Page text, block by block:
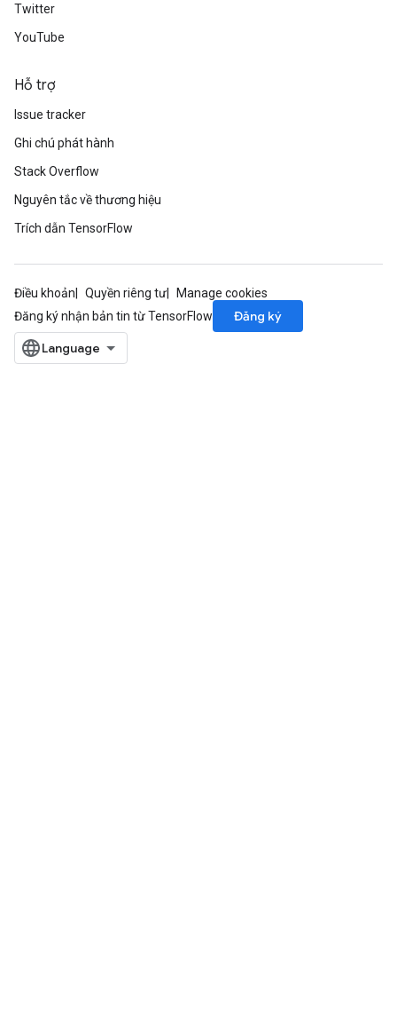
Twitter
YouTube
Hỗ trợ
Issue tracker
Ghi chú phát hành
Stack Overflow
Nguyên tắc về thương hiệu
Trích dẫn TensorFlow
Điều khoản Quyền riêng tư
Manage cookies
Đăng ký nhận bản tin từ TensorFlow
Đăng ký